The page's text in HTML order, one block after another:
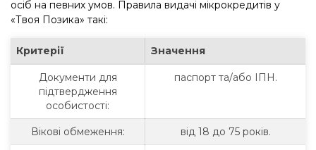
осіб на певних умов. Правила видачі мікрокредитів у
«Твоя Позика» такі:
Критерії Значення
Документи для
підтвердження
особистості:
паспорт та/або ІПН.
Вікові обмеження: від 18 до 75 років.